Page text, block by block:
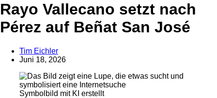
Anzeige
Rayo Vallecano setzt nach
Pérez auf Beñat San José
Tim Eichler
Juni 18, 2026
Symbolbild mit KI erstellt